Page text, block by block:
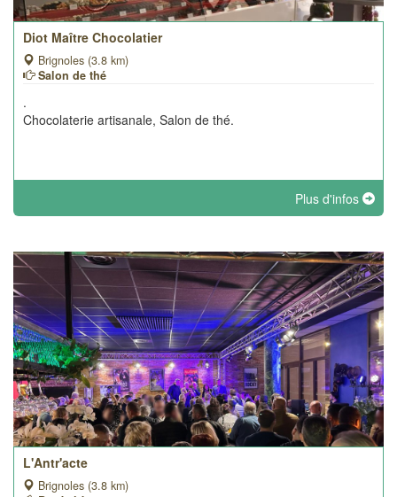
Diot Maître Chocolatier
Brignoles (3.8 km)
Salon de thé
.
Chocolaterie artisanale, Salon de thé.
Plus d'infos
L'Antr'acte
Brignoles (3.8 km)